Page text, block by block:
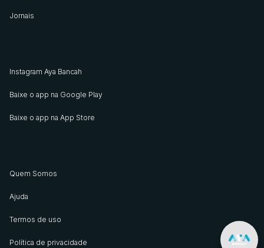
Jornais
Instagram Aya Bancah
Baixe o app na Google Play
Baixe o app na App Store
Quem Somos
Ajuda
Termos de uso
Política de privacidade